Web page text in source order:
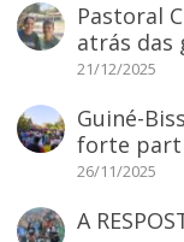
Pastoral
atrás das
21/12/2025
Guiné-
forte
26/11/2025
A